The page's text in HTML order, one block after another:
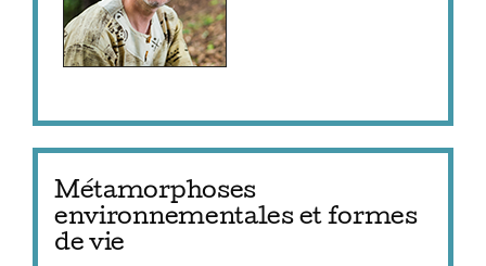
Métamorphoses
environnementales et formes
de vie